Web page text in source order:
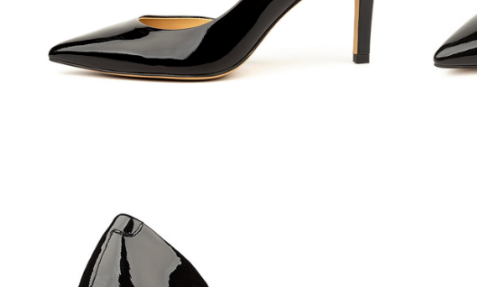
Полуботинки